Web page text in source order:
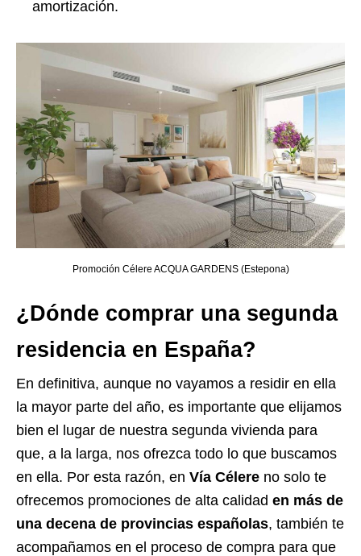
amortización.
Promoción Célere ACQUA GARDENS (Estepona)
¿Dónde comprar una segunda
residencia en España?
En definitiva, aunque no vayamos a residir en ella
la mayor parte del año, es importante que elijamos
bien el lugar de nuestra segunda vivienda para
que, a la larga, nos ofrezca todo lo que buscamos
en ella. Por esta razón, en Vía Célere no solo te
ofrecemos promociones de alta calidad en más de
una decena de provincias españolas, también te
acompañamos en el proceso de compra para que